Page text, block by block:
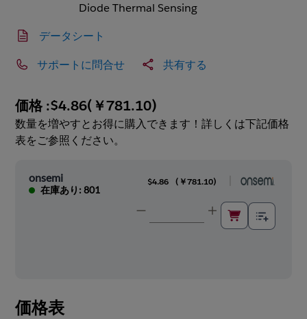
Diode Thermal Sensing
データシート
サポートに問合せ 共有する
価格 :$4.86(￥781.10)
数量を増やすとお得に購入できます！詳しくは下記価格
表をご参照ください。
onsemi
在庫あり: 801
$4.86 ( ￥781.10)
価格表